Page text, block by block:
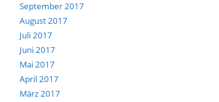
September 2017
August 2017
Juli 2017
Juni 2017
Mai 2017
April 2017
März 2017